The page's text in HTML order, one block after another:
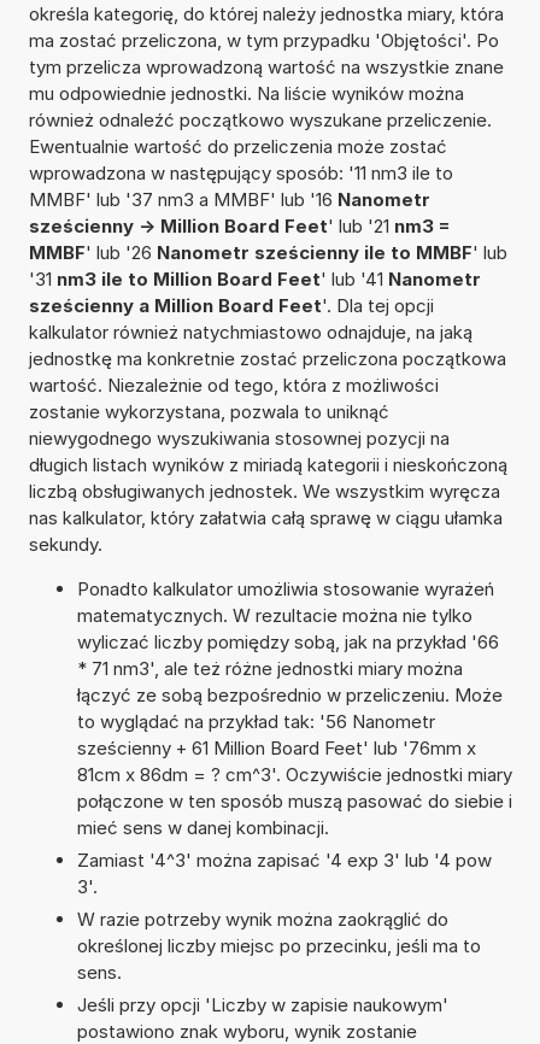
określa kategorię, do której należy jednostka miary, która
ma zostać przeliczona, w tym przypadku 'Objętości'. Po
tym przelicza wprowadzoną wartość na wszystkie znane
mu odpowiednie jednostki. Na liście wyników można
również odnaleźć początkowo wyszukane przeliczenie.
Ewentualnie wartość do przeliczenia może zostać
wprowadzona w następujący sposób: '11 nm3 ile to
MMBF' lub '37 nm3 a MMBF' lub '16 Nanometr
sześcienny -> Million Board Feet' lub '21 nm3 =
MMBF' lub '26 Nanometr sześcienny ile to MMBF' lub
'31 nm3 ile to Million Board Feet' lub '41 Nanometr
sześcienny a Million Board Feet'. Dla tej opcji
kalkulator również natychmiastowo odnajduje, na jaką
jednostkę ma konkretnie zostać przeliczona początkowa
wartość. Niezależnie od tego, która z możliwości
zostanie wykorzystana, pozwala to uniknąć
niewygodnego wyszukiwania stosownej pozycji na
długich listach wyników z miriadą kategorii i nieskończoną
liczbą obsługiwanych jednostek. We wszystkim wyręcza
nas kalkulator, który załatwia całą sprawę w ciągu ułamka
sekundy.
Ponadto kalkulator umożliwia stosowanie wyrażeń
matematycznych. W rezultacie można nie tylko
wyliczać liczby pomiędzy sobą, jak na przykład '66
* 71 nm3', ale też różne jednostki miary można
łączyć ze sobą bezpośrednio w przeliczeniu. Może
to wyglądać na przykład tak: '56 Nanometr
sześcienny + 61 Million Board Feet' lub '76mm x
81cm x 86dm = ? cm^3'. Oczywiście jednostki miary
połączone w ten sposób muszą pasować do siebie i
mieć sens w danej kombinacji.
Zamiast '4^3' można zapisać '4 exp 3' lub '4 pow
3'.
W razie potrzeby wynik można zaokrąglić do
określonej liczby miejsc po przecinku, jeśli ma to
sens.
Jeśli przy opcji 'Liczby w zapisie naukowym'
postawiono znak wyboru, wynik zostanie